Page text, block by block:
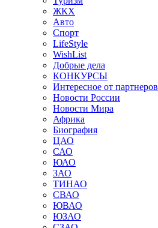
ЖКХ
Авто
Спорт
LifeStyle
WishList
Добрые дела
КОНКУРСЫ
Интересное от партнеров
Новости России
Новости Мира
Африка
Биография
ЦАО
САО
ЮАО
ЗАО
ТИНАО
СВАО
ЮВАО
ЮЗАО